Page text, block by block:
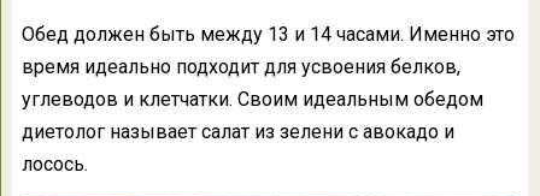
Обед должен быть между 13 и 14 часами. Именно это
время идеально подходит для усвоения белков,
углеводов и клетчатки. Своим идеальным обедом
диетолог называет салат из зелени с авокадо и
лосось.